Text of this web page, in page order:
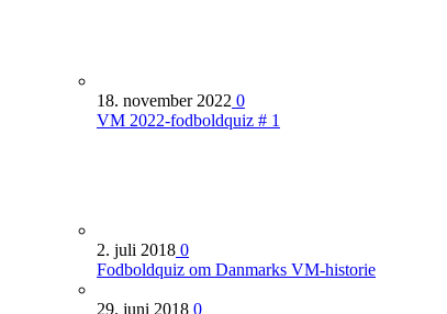
18. november 2022 0
VM 2022-fodboldquiz # 1
2. juli 2018 0
Fodboldquiz om Danmarks VM-historie
29. juni 2018 0